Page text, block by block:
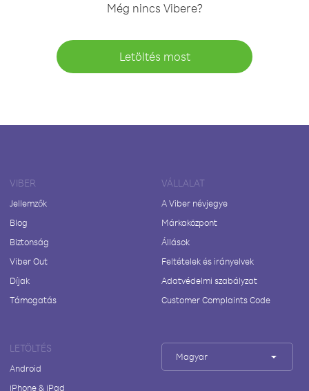
Még nincs Vibere?
Letöltés most
VIBER
Jellemzők
Blog
Biztonság
Viber Out
Díjak
Támogatás
VÁLLALAT
A Viber névjegye
Márkaközpont
Állások
Feltételek és irányelvek
Adatvédelmi szabályzat
Customer Complaints Code
LETÖLTÉS
Android
iPhone & iPad
Magyar